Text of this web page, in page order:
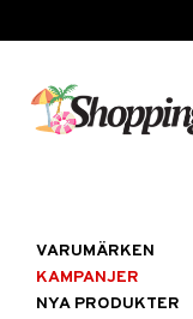
VARUMÄRKEN
KAMPANJER
NYA PRODUKTER